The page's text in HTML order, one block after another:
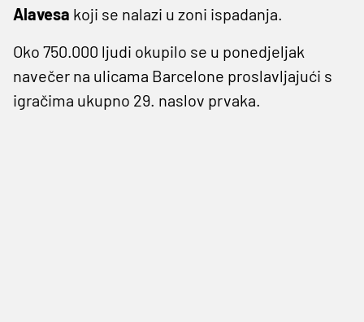
Alavesa koji se nalazi u zoni ispadanja.
Oko 750.000 ljudi okupilo se u ponedjeljak
navečer na ulicama Barcelone proslavljajući s
igračima ukupno 29. naslov prvaka.